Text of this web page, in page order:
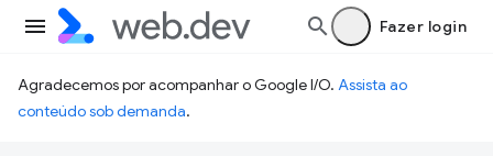
Fazer login
Agradecemos por acompanhar o Google I/O. Assista ao
conteúdo sob demanda.